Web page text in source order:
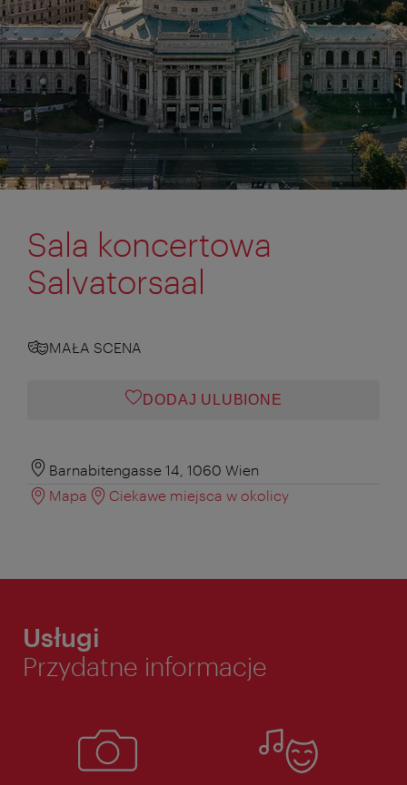
Sala koncertowa
Salvatorsaal
MAŁA SCENA
DODAJ ULUBIONE
Barnabitengasse 14, 1060 Wien
Mapa
Ciekawe miejsca w okolicy
Usługi
Przydatne informacje